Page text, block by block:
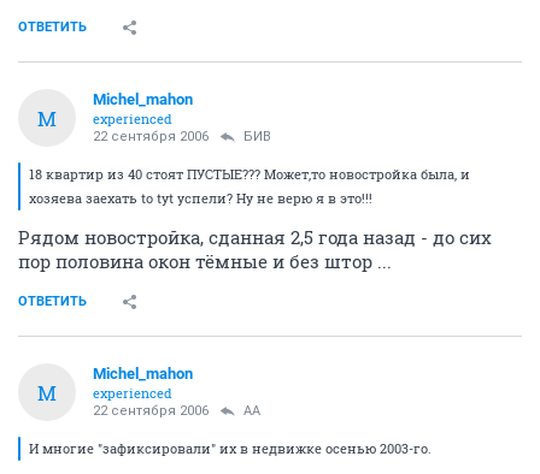
ОТВЕТИТЬ
M
Michel_mahon
experienced
22 сентября 2006 БИВ
18 квартир из 40 стоят ПУСТЫЕ??? Может,то новостройка была, и
хозяева заехать to tyt успели? Ну не верю я в это!!!
Рядом новостройка, сданная 2,5 года назад - до сих
пор половина окон тёмные и без штор ...
ОТВЕТИТЬ
M
Michel_mahon
experienced
22 сентября 2006 AA
И многие "зафиксировали" их в недвижке осенью 2003-го.